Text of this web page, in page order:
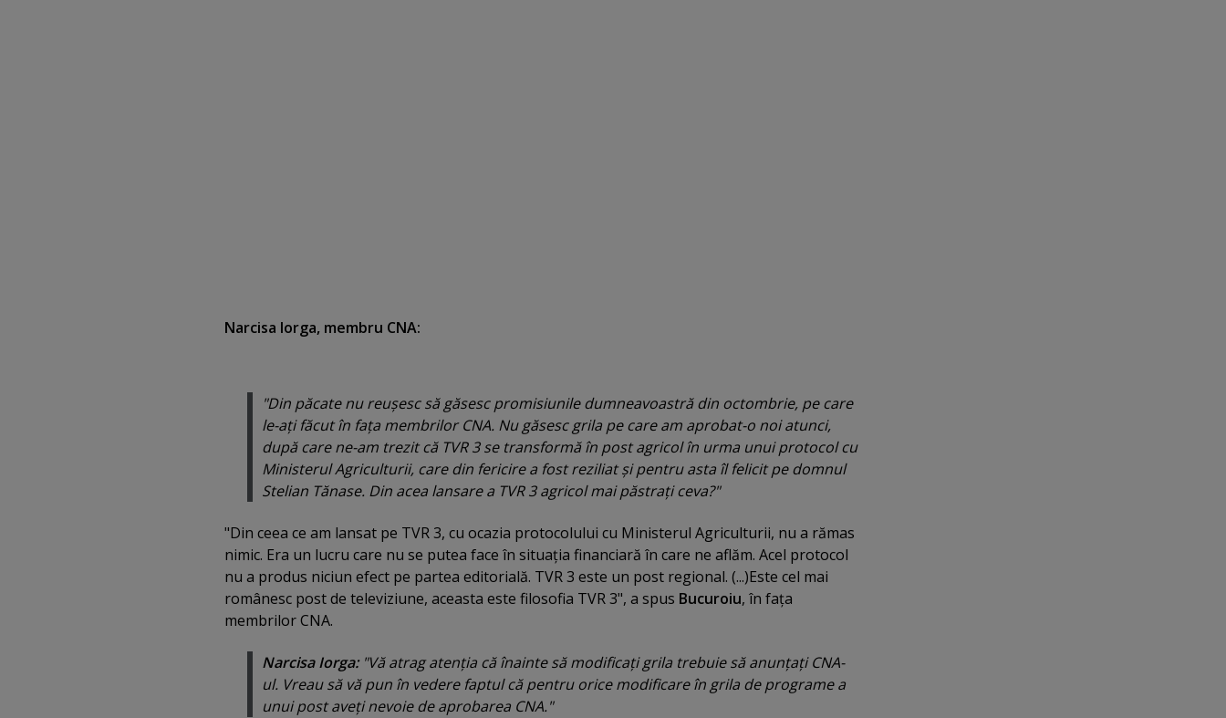
Narcisa Iorga, membru CNA:
"Din păcate nu reuşesc să găsesc promisiunile dumneavoastră din octombrie, pe care
le-aţi făcut în faţa membrilor CNA. Nu găsesc grila pe care am aprobat-o noi atunci,
după care ne-am trezit că TVR 3 se transformă în post agricol în urma unui protocol cu
Ministerul Agriculturii, care din fericire a fost reziliat şi pentru asta îl felicit pe domnul
Stelian Tănase. Din acea lansare a TVR 3 agricol mai păstraţi ceva?"
"Din ceea ce am lansat pe TVR 3, cu ocazia protocolului cu Ministerul Agriculturii, nu a rămas
nimic. Era un lucru care nu se putea face în situaţia financiară în care ne aflăm. Acel protocol
nu a produs niciun efect pe partea editorială. TVR 3 este un post regional. (...)Este cel mai
românesc post de televiziune, aceasta este filosofia TVR 3", a spus Bucuroiu, în faţa
membrilor CNA.
Narcisa Iorga:"Vă atrag atenţia că înainte să modificaţi grila trebuie să anunţaţi CNA-
ul. Vreau să vă pun în vedere faptul că pentru orice modificare în grila de programe a
unui post aveţi nevoie de aprobarea CNA."